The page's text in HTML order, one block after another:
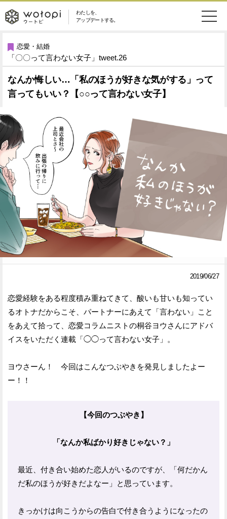
わたしを、
アップデートする。
wotopi
-
ウ
ト
ピ
メ
ュ
ー
恋愛・結婚
美容・コスメ 妊娠・出産
健康 ワークスタイル
ライフスタイル
ソーシャル
アイテム
検
索
ウートピとは？
ェ
ア
す
ェ
ア
恋愛・結婚
「〇〇って言わない女子」tweet.26
なんか悔しい…「私のほうが好きな気がする」って
言ってもいい？【○○って言わない女子】
2019/06/27
恋愛経験をある程度積み重ねてきて、酸いも甘いも知ってい
るオトナだからこそ、パートナーにあえて「言わない」こと
をあえて拾って、恋愛コラムニストの桐谷ヨウさんにアドバ
イスをいただく連載「◯◯って言わない女子」。
ヨウさーん！ 今回はこんなつぶやきを発見しましたよー
ー！！
【今回のつぶやき】
「なんか私ばかり好きじゃない？」
最近、付き合い始めた恋人がいるのですが、「何だかん
だ私のほうが好きだよなー」と思っています。
きっかけは向こうからの告白で付き合うようになったの